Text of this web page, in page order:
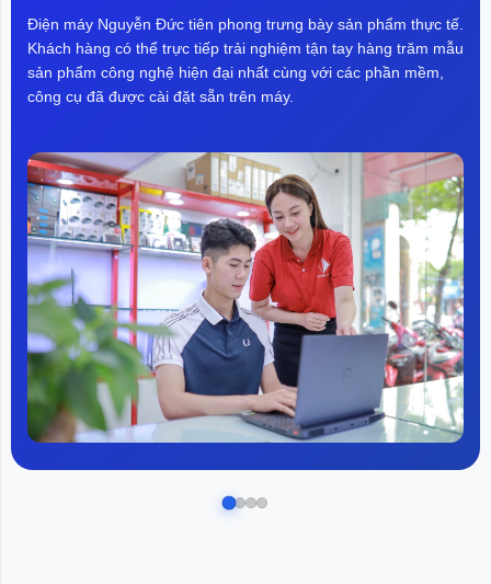
Bảng điều khiển cảm ứng LED tiện lợi
Cửa tủ lạnh được trang bị bảng điều khiển cảm
ứng LED với các nút điều khiển đơn giản. Ba chế
và Làm đông nhanh cho bạn tùy ý lựa chọn theo
nhu cầu.
Tủ lạnh có hệ thống đèn LED trên cao với ánh
sáng dịu nhẹ, không gây chói mắt giúp bạn dễ
dàng sử dụng tủ vào ban đêm.Đèn LED trong tủ
gắn trên cùng, ánh sáng dịu và không chói, mở ra
lấy đồ vào ban đêm thuận tiện dễ dàng
Điện máy Nguyễn Đức tiên phong trưng bày sản phẩm thực tế.
Khách hàng có thể trực tiếp trải nghiệm tận tay hàng trăm mẫu
sản phẩm công nghệ hiện đại nhất cùng với các phần mềm,
công cụ đã được cài đặt sẵn trên máy.